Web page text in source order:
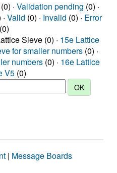
· Validation pending (0) ·
Valid (0) · Invalid (0) · Error
(0)
Sieve (0) · 15e Lattice
for smaller numbers (0) ·
numbers (0) · 16e Lattice
V5 (0)
| Message Boards